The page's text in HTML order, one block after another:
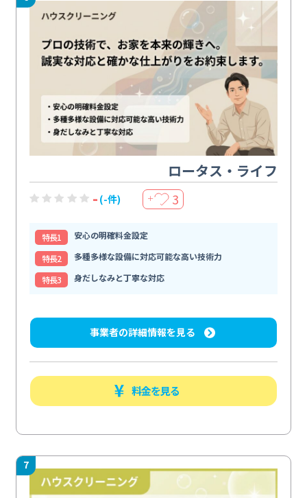
ロータス・ライフ
- (-件) ＋ 3
特⻑1
安心の明確料金設定
特⻑2
多種多様な設備に対応可能な高い技術力
特⻑3
身だしなみと丁寧な対応
事業者の詳細情報を見る
料金を見る
7